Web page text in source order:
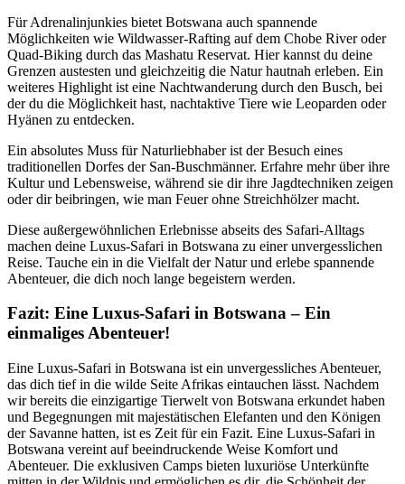
Für Adrenalinjunkies bietet Botswana auch spannende
Möglichkeiten wie Wildwasser-Rafting auf dem Chobe River oder
Quad-Biking durch das Mashatu Reservat. Hier kannst du deine
Grenzen austesten und gleichzeitig die Natur hautnah erleben. Ein
weiteres Highlight ist eine Nachtwanderung durch den Busch, bei
der du die Möglichkeit hast, nachtaktive Tiere wie Leoparden oder
Hyänen zu entdecken.
Ein absolutes Muss für Naturliebhaber ist der Besuch eines
traditionellen Dorfes der San-Buschmänner. Erfahre mehr über ihre
Kultur und Lebensweise, während sie dir ihre Jagdtechniken zeigen
oder dir beibringen, wie man Feuer ohne Streichhölzer macht.
Diese außergewöhnlichen Erlebnisse abseits des Safari-Alltags
machen deine Luxus-Safari in Botswana zu einer unvergesslichen
Reise. Tauche ein in die Vielfalt der Natur und erlebe spannende
Abenteuer, die dich noch lange begeistern werden.
Fazit: Eine Luxus-Safari in Botswana – Ein
einmaliges Abenteuer!
Eine Luxus-Safari in Botswana ist ein unvergessliches Abenteuer,
das dich tief in die wilde Seite Afrikas eintauchen lässt. Nachdem
wir bereits die einzigartige Tierwelt von Botswana erkundet haben
und Begegnungen mit majestätischen Elefanten und den Königen
der Savanne hatten, ist es Zeit für ein Fazit. Eine Luxus-Safari in
Botswana vereint auf beeindruckende Weise Komfort und
Abenteuer. Die exklusiven Camps bieten luxuriöse Unterkünfte